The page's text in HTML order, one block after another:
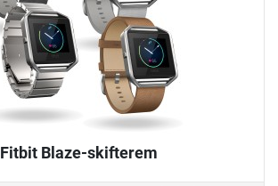
Fitbit Blaze-skifterem